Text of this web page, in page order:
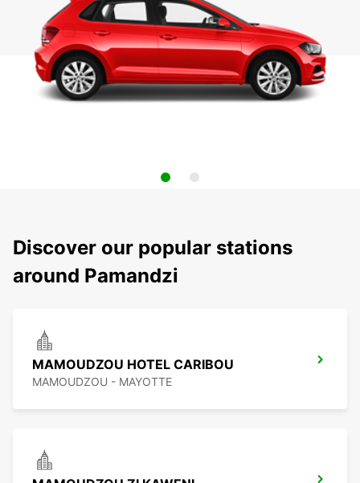
Discover our popular stations
around Pamandzi
MAMOUDZOU HOTEL CARIBOU
MAMOUDZOU - MAYOTTE